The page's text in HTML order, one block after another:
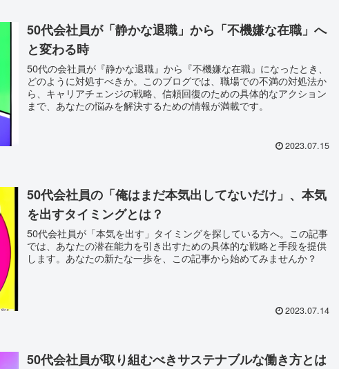
50代会社員が「静かな退職」から「不機嫌な在職」へ
と変わる時
50代の会社員が『静かな退職』から『不機嫌な在職』になったとき、
どのように対処すべきか。このブログでは、職場での不満の対処法か
ら、キャリアチェンジの戦略、信頼回復のための具体的なアクション
まで、あなたの悩みを解決するための情報が満載です。
2023.07.15
50代会社員の「俺はまだ本気出してないだけ」、本気
を出すタイミングとは？
50代会社員が「本気を出す」タイミングを探している方へ。この記事
では、あなたの潜在能力を引き出すための具体的な戦略と手段を提供
します。あなたの新たな一歩を、この記事から始めてみませんか？
2023.07.14
50代会社員が取り組むべきサステナブルな働き方とは